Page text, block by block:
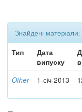
Знайдені матеріали:
Тип
Дата
випуску
Other 1-січ-2013